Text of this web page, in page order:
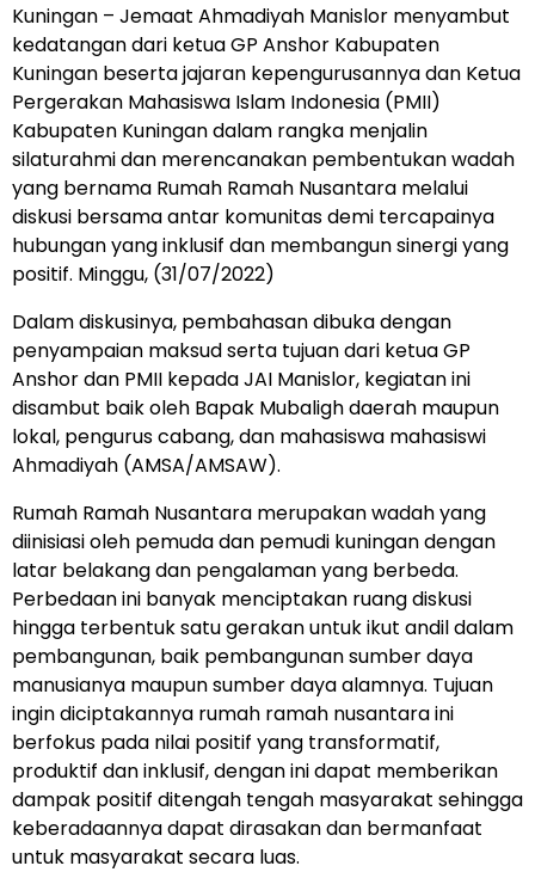
Kuningan – Jemaat Ahmadiyah Manislor menyambut
kedatangan dari ketua GP Anshor Kabupaten
Kuningan beserta jajaran kepengurusannya dan Ketua
Pergerakan Mahasiswa Islam Indonesia (PMII)
Kabupaten Kuningan dalam rangka menjalin
silaturahmi dan merencanakan pembentukan wadah
yang bernama Rumah Ramah Nusantara melalui
diskusi bersama antar komunitas demi tercapainya
hubungan yang inklusif dan membangun sinergi yang
positif. Minggu, (31/07/2022)
Dalam diskusinya, pembahasan dibuka dengan
penyampaian maksud serta tujuan dari ketua GP
Anshor dan PMII kepada JAI Manislor, kegiatan ini
disambut baik oleh Bapak Mubaligh daerah maupun
lokal, pengurus cabang, dan mahasiswa mahasiswi
Ahmadiyah (AMSA/AMSAW).
Rumah Ramah Nusantara merupakan wadah yang
diinisiasi oleh pemuda dan pemudi kuningan dengan
latar belakang dan pengalaman yang berbeda.
Perbedaan ini banyak menciptakan ruang diskusi
hingga terbentuk satu gerakan untuk ikut andil dalam
pembangunan, baik pembangunan sumber daya
manusianya maupun sumber daya alamnya. Tujuan
ingin diciptakannya rumah ramah nusantara ini
berfokus pada nilai positif yang transformatif,
produktif dan inklusif, dengan ini dapat memberikan
dampak positif ditengah tengah masyarakat sehingga
keberadaannya dapat dirasakan dan bermanfaat
untuk masyarakat secara luas.